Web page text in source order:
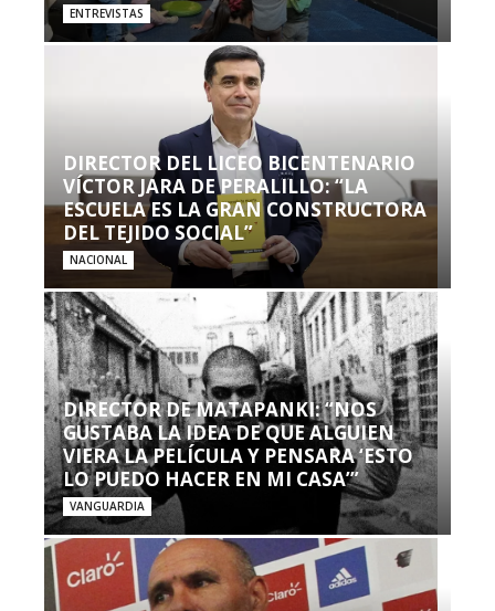
ENTREVISTAS
DIRECTOR DEL LICEO BICENTENARIO
VÍCTOR JARA DE PERALILLO: “LA
ESCUELA ES LA GRAN CONSTRUCTORA
DEL TEJIDO SOCIAL”
NACIONAL
DIRECTOR DE MATAPANKI: “NOS
GUSTABA LA IDEA DE QUE ALGUIEN
VIERA LA PELÍCULA Y PENSARA ‘ESTO
LO PUEDO HACER EN MI CASA’”
VANGUARDIA